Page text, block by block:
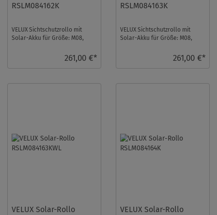
RSLM084162K
VELUX Sichtschutzrollo mit
Solar-Akku für Größe: M08,
261,00 €*
RSLM084163K
VELUX Sichtschutzrollo mit
Solar-Akku für Größe: M08,
261,00 €*
VELUX Solar-Rollo
VELUX Solar-Rollo